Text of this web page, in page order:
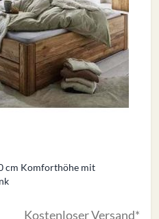
cm Komforthöhe mit
Kostenloser Versand*